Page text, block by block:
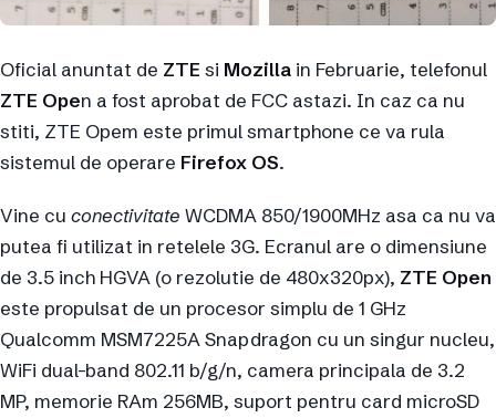
Oficial anuntat de ZTE si Mozilla in Februarie, telefonul
ZTE Open a fost aprobat de FCC astazi. In caz ca nu
stiti, ZTE Opem este primul smartphone ce va rula
sistemul de operare Firefox OS.
Vine cu conectivitate WCDMA 850/1900MHz asa ca nu va
putea fi utilizat in retelele 3G. Ecranul are o dimensiune
de 3.5 inch HGVA (o rezolutie de 480x320px), ZTE Open
este propulsat de un procesor simplu de 1 GHz
Qualcomm MSM7225A Snapdragon cu un singur nucleu,
WiFi dual-band 802.11 b/g/n, camera principala de 3.2
MP, memorie RAm 256MB, suport pentru card microSD